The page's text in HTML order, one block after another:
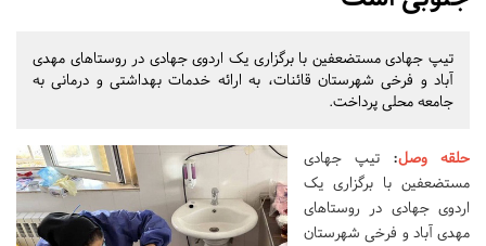
تیپ جهادی مستضعفین با برگزاری یک اردوی جهادی در روستاهای مهدی
آباد و فرخی شهرستان قائنات، به ارائه خدمات بهداشتی و درمانی به
جامعه محلی پرداخت.
حلقه وصل: تیپ جهادی
مستضعفین با برگزاری یک
اردوی جهادی در روستاهای
مهدی آباد و فرخی شهرستان